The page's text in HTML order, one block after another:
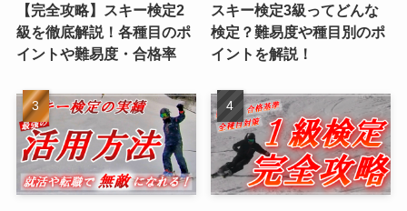
【完全攻略】スキー検定2
級を徹底解説！各種目のポ
イントや難易度・合格率
スキー検定3級ってどんな
検定？難易度や種目別のポ
イントを解説！